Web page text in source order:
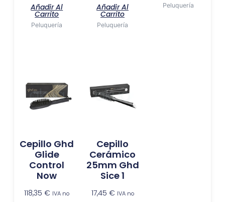
Añadir Al
Carrito
Peluquería
Añadir Al
Carrito
Peluquería
Peluquería
Cepillo Ghd
Glide
Control
Now
118,35€ IVA no
Cepillo
Cerámico
25mm Ghd
Sice 1
17,45 € IVA no